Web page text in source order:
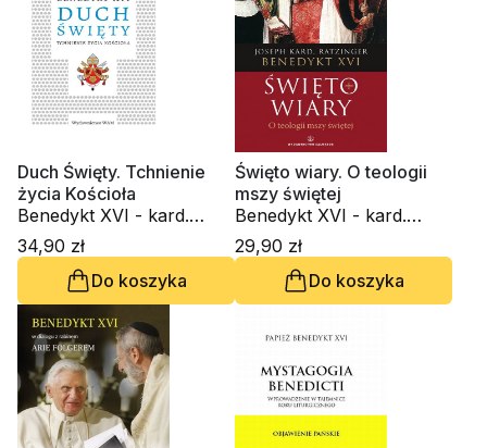
Duch Święty. Tchnienie
życia Kościoła
Benedykt XVI - kard.
Joseph Ratzinger
34,90 zł
Do koszyka
Święto wiary. O teologii
mszy świętej
Benedykt XVI - kard.
Joseph Ratzinger
29,90 zł
Do koszyka